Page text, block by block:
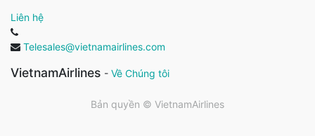
Liên hệ
Telesales@vietnamairlines.com
VietnamAirlines - Về Chúng tôi
Bản quyền © VietnamAirlines